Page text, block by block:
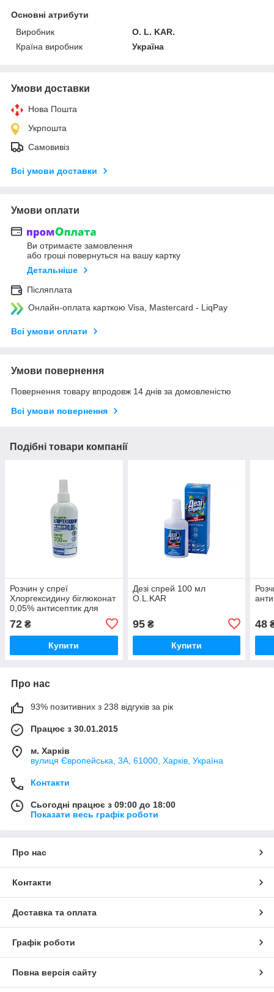
Основні атрибути
Виробник
O. L. KAR.
Країна виробник
Україна
Умови доставки
Нова Пошта
Укрпошта
Самовивіз
Всі умови доставки
Умови оплати
Ви отримаєте замовлення
або гроші повернуться на вашу картку
Детальніше
Післяплата
Онлайн-оплата карткою Visa, Mastercard - LiqPay
Всі умови оплати
Умови повернення
Повернення товару впродовж 14 днів за домовленістю
Всі умови повернення
Подібні товари компанії
Розчин у спреї
Хлоргексидину біглюконат
0,05% антисептик для
зовнішнього застосування
200 мл O.L.KAR
72 ₴
Купити
Дезі спрей 100 мл
O.L.KAR
95₴
Купити
48
Про нас
93% позитивних з 238 відгуків за рік
Працює з 30.01.2015
м. Харків
вулиця Європейська, 3А, 61000, Харків, Україна
Контакти
Сьогодні працює з 09:00 до 18:00
Показати весь графік роботи
Про нас
Контакти
Доставка та оплата
Графік роботи
Повна версія сайту